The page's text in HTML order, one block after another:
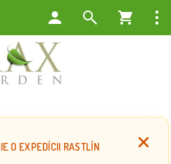
O EXPEDÍCII RASTLÍN